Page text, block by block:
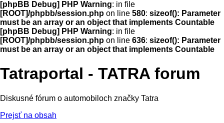
[phpBB Debug] PHP Warning: in file
[ROOT]/phpbb/session.php on line 580: sizeof(): Parameter
must be an array or an object that implements Countable
[phpBB Debug] PHP Warning: in file
[ROOT]/phpbb/session.php on line 636: sizeof(): Parameter
must be an array or an object that implements Countable
Tatraportal - TATRA forum
Diskusné fórum o automobiloch značky Tatra
Prejsť na obsah